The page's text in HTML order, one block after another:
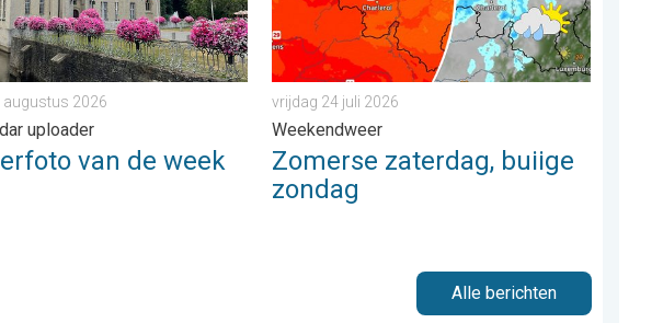
augustus 2026
uploader
van de week
vrijdag 24 juli 2026
Weekendweer
Zomerse zaterdag, buiige
zondag
Alle berichten